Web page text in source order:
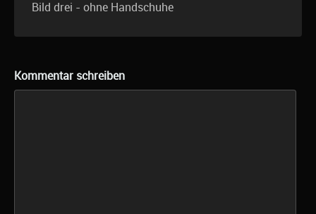
Bild drei - ohne Handschuhe
Kommentar schreiben